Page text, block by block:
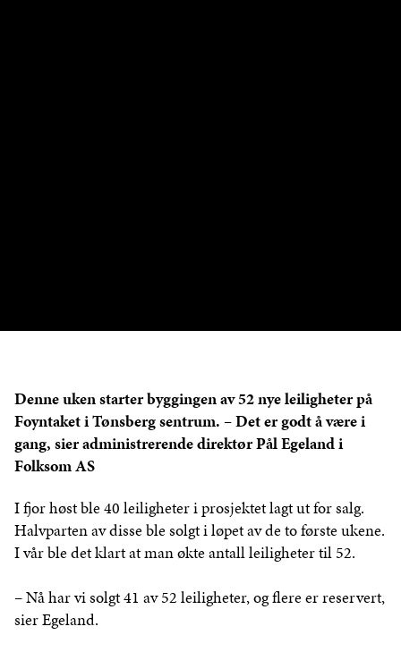
Denne uken starter byggingen av 52 nye leiligheter på
Foyntaket i Tønsberg sentrum. – Det er godt å være i
gang, sier administrerende direktør Pål Egeland i
Folksom AS
I fjor høst ble 40 leiligheter i prosjektet lagt ut for salg.
Halvparten av disse ble solgt i løpet av de to første ukene.
I vår ble det klart at man økte antall leiligheter til 52.
– Nå har vi solgt 41 av 52 leiligheter, og flere er reservert,
sier Egeland.